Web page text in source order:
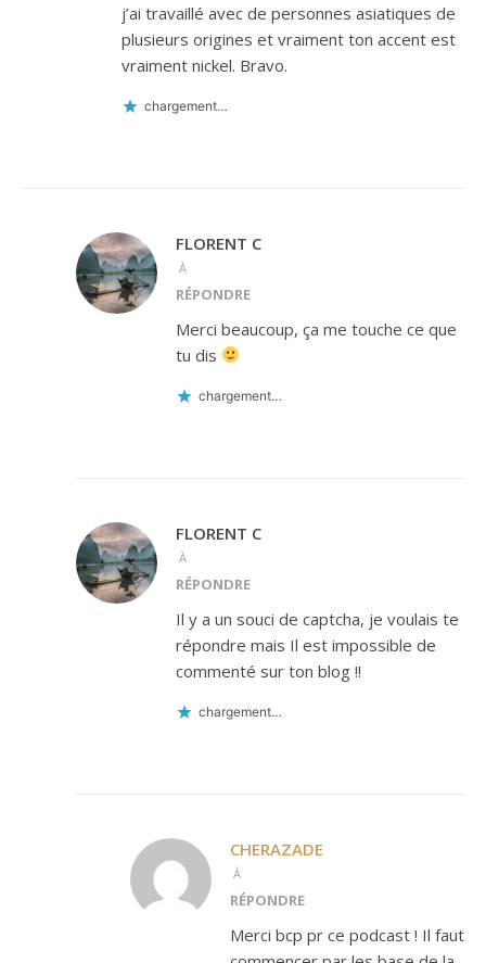
j’ai travaillé avec de personnes asiatiques de
plusieurs origines et vraiment ton accent est
vraiment nickel. Bravo.
chargement…
FLORENT C
À
RÉPONDRE
Merci beaucoup, ça me touche ce que
tu dis
chargement…
FLORENT C
À
RÉPONDRE
Il y a un souci de captcha, je voulais te
répondre mais Il est impossible de
commenté sur ton blog !!
chargement…
CHERAZADE
À
RÉPONDRE
Merci bcp pr ce podcast ! Il faut